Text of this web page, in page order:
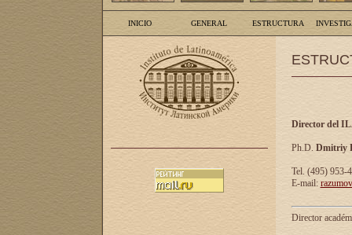
INICIO GENERAL ESTRUCTURA
Director del
Ph.D. Dmitriy
Tel. (495) 953-
E-mail:
Director